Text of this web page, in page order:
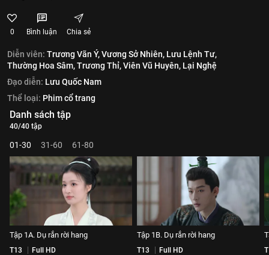
0 Bình luận Chia sẻ
Diễn viên: Trương Vãn Ý,Vương Sở Nhiên, Lưu Lệnh Tư,
Thường Hoa Sâm,Trương Thỉ,Viên Vũ Huyên, Lại Nghệ
Đạo diễn: Lưu Quốc Nam
Thể loại: Phim cổ trang
Danh sách tập
40/40 tập
01-30 31-60 61-80
Tập 1A. Dụ rắn rời hang
T13 Full HD
Tập 1B. Dụ rắn rời hang
T13 Full HD